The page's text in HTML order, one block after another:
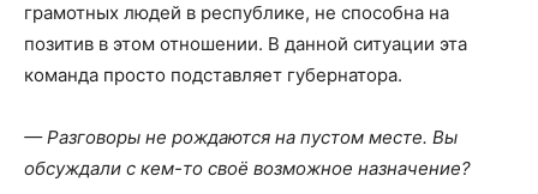
грамотных людей в республике, не способна на
позитив в этом отношении. В данной ситуации эта
команда просто подставляет губернатора.
— Разговоры не рождаются на пустом месте. Вы
обсуждали с кем-то своё возможное назначение?